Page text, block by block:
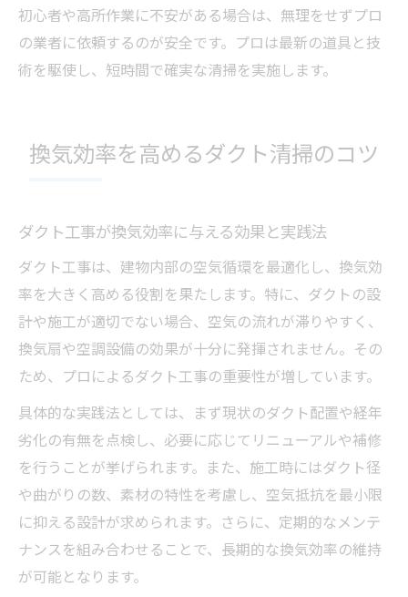
初心者や高所作業に不安がある場合は、無理をせずプロ
の業者に依頼するのが安全です。プロは最新の道具と技
術を駆使し、短時間で確実な清掃を実施します。
換気効率を高めるダクト清掃のコツ
ダクト工事が換気効率に与える効果と実践法
ダクト工事は、建物内部の空気循環を最適化し、換気効
率を大きく高める役割を果たします。特に、ダクトの設
計や施工が適切でない場合、空気の流れが滞りやすく、
換気扇や空調設備の効果が十分に発揮されません。その
ため、プロによるダクト工事の重要性が増しています。
具体的な実践法としては、まず現状のダクト配置や経年
劣化の有無を点検し、必要に応じてリニューアルや補修
を行うことが挙げられます。また、施工時にはダクト径
や曲がりの数、素材の特性を考慮し、空気抵抗を最小限
に抑える設計が求められます。さらに、定期的なメンテ
ナンスを組み合わせることで、長期的な換気効率の維持
が可能となります。